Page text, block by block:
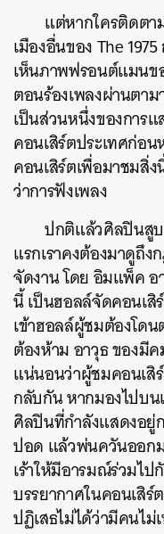
แต่หากใครติดตา
เมืองอื่นของ The
เห็นภาพฟรอนต์แมนข
ตอนร้องเพลงผ่านตา
เป็นส่วนหนึ่งของการ
คอนเสิร์ตประเทศก่อ
คอนเสิร์ตเพื่อมาชมสิ่
ว่าการฟังเพลง
ปกติแล้วศิลปินสู
แรกเราคงต้องมาดูถึ
จัดงาน โดย อิมแพ็ค อ
นี้ เป็นฮอลล์จัดคอนเสิ
เข้าฮอลล์ผู้ชมต้องโดน
ต้องห้าม อาวุธ ของมี
แน่นอนว่าผู้ชมคอนเสิ
กลับกัน หากมองไปบน
ศิลปินที่กำลังแสดงอยู่
ปอด แล้วพ่นควันออก
เร้าให้มีอารมณ์ร่วมไ
บรรยากาศในคอนเสิ
ปฏิเสธไม่ได้ว่ามีคนไ